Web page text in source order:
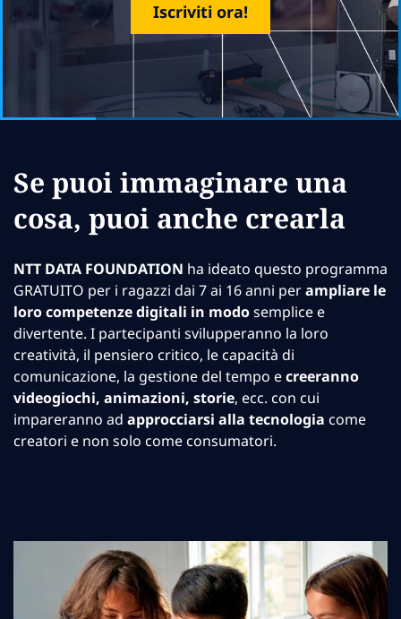
Iscriviti ora!
Se puoi immaginare una
cosa, puoi anche crearla
NTT DATA FOUNDATION ha ideato questo programma
GRATUITO per i ragazzi dai 7 ai 16 anni perampliare le
loro competenze digitali in modosemplice e
divertente. I partecipanti svilupperanno la loro
creatività, il pensiero critico, le capacità di
comunicazione, la gestione del tempo ecreeranno
videogiochi, animazioni, storie, ecc. con cui
impareranno ad approcciarsi alla tecnologia come
creatori e non solo come consumatori.